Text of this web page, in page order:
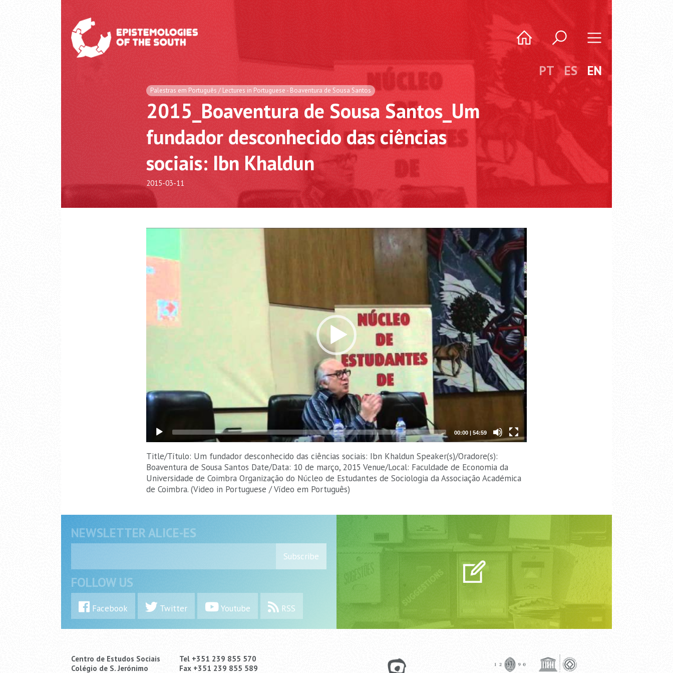
PT ES EN
Palestras em Português / Lectures in Portuguese - Boaventura de Sousa Santos
2015_Boaventura de Sousa Santos_Um
fundador desconhecido das ciências
sociais: Ibn Khaldun
2015-03-11
00:00 | 54:59
Title/Título: Um fundador desconhecido das ciências sociais: Ibn Khaldun Speaker(s)/Oradore(s):
Boaventura de Sousa Santos Date/Data: 10 de março, 2015 Venue/Local: Faculdade de Economia da
Universidade de Coimbra Organização do Núcleo de Estudantes de Sociologia da Associação Académica
de Coimbra. (Video in Portuguese / Vídeo em Português)
NEWSLETTER ALICE-ES
Subscribe
FOLLOW US
Facebook Twitter Youtube RSS
Centro de Estudos Sociais
Colégio de S. Jerónimo
Tel +351 239 855 570
Fax +351 239 855 589